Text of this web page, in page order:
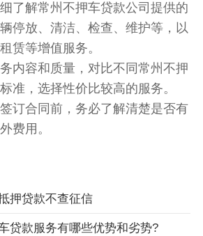
了解常州不押车贷款公司提供的
停放、清洁、检查、维护等，以
赁等增值服务。
内容和质量，对比不同常州不押
准，选择性价比较高的服务。
订合同前，务必了解清楚是否有
费用。
押贷款不查征信
贷款服务有哪些优势和劣势?